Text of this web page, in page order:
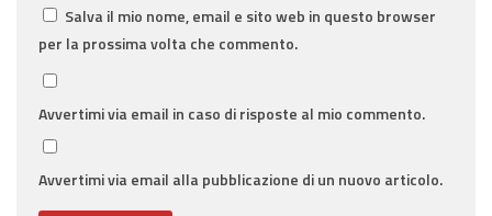
Salva il mio nome, email e sito web in questo browser
per la prossima volta che commento.
Avvertimi via email in caso di risposte al mio commento.
Avvertimi via email alla pubblicazione di un nuovo articolo.